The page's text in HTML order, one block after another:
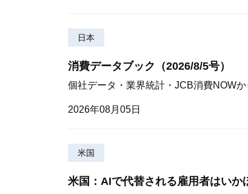
日本
消費データブック（2026/8/5号）
個社データ・業界統計・JCB消費NOW
2026年08月05日
米国
米国：AIで代替される雇用者はいか